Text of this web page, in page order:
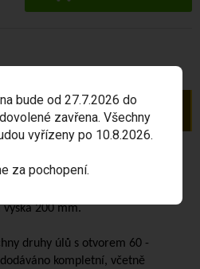
výška 200 mm.
druhy úlů s otvorem 60 -
kompletní, včetně
bude od 27.7.2026 do
zavřena. Všechny
vyřízeny po 10.8.2026.
za pochopení.